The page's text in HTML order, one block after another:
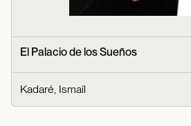
El Palacio de los Sueños
Kadaré, Ismaíl